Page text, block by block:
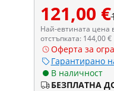
121,00 €
Най-евтината цена
отстъпката: 144,00 €
Оферта за
Гарантирано
В наличност
БЕЗПЛАТНА